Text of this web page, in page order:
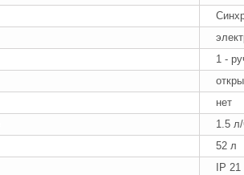
1 -
нет
1.5
52 л
IP 21